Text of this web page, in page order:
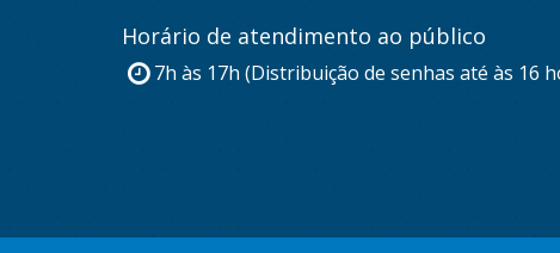
Horário de atendimento ao público
7h às 17h (Distribuição de senhas até às 16